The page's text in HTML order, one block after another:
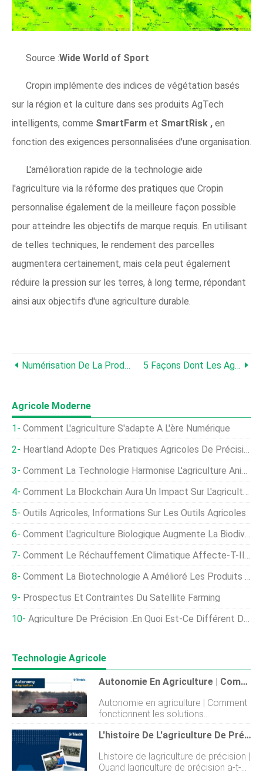
Source :Wide World of Sport
Cropin implémente des indices de végétation basés
sur la région et la culture dans ses produits AgTech
intelligents, comme SmartFarm et SmartRisk , en
fonction des exigences personnalisées d'une organisation.
L'amélioration rapide de la technologie aide
l'agriculture via la réforme des pratiques que Cropin
personnalise également de la meilleure façon possible
pour atteindre les objectifs de marque requis. En utilisant
de telles techniques, le rendement des parcelles
augmentera certainement, mais cela peut également
réduire la pression sur les terres, à long terme, répondant
ainsi aux objectifs d'une agriculture durable.
Numérisation De La Production Agricole De Kharif Grâce À L'agriculture De Précision 5 Façons Dont Les Agriculteurs Économisent L'eau Pour Promouvoir Une Agriculture Durable
Agricole Moderne
Comment L'agriculture S'adapte À L'ère Numérique
Heartland Adopte Des Pratiques Agricoles De Précision
Comment La Technologie Harmonise L'agriculture Animale Avec La Durabilité
Comment La Blockchain Aura Un Impact Sur L'agriculture
Outils Agricoles, Informations Sur Les Outils Agricoles
Comment L'agriculture Biologique Augmente La Biodiversité
Comment Le Réchauffement Climatique Affecte-T-Il L'agriculture ?
Comment La Biotechnologie A Amélioré Les Produits Agricoles
Prospectus Et Contraintes Du Satellite Farming
Agriculture De Précision :en Quoi Est-Ce Différent De L'agriculture Intelligente ?
Technologie Agricole
Autonomie En Agriculture | Comment Fonctionnent Les Solutions Autonomes Dans L'agriculture De Précision
Autonomie en agriculture | Comment
fonctionnent les solutions
autonomes dans lagriculture de
précision Comment les solutions
dans lagriculture de précision
Lagriculture est le moteur
L'histoire De L'agriculture De Précision | Quand L'agriculture De Précision A-T-Elle Commencé ?
Lhistoire de lagriculture de précision |
Quand lagriculture de précision a-t-